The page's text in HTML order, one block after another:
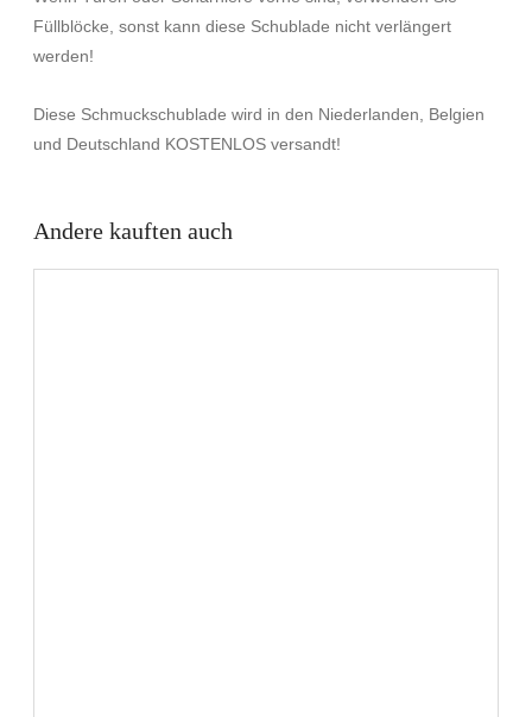
Füllblöcke, sonst kann diese Schublade nicht verlängert
werden!
Diese Schmuckschublade wird in den Niederlanden, Belgien
und Deutschland KOSTENLOS versandt!
Andere kauften auch